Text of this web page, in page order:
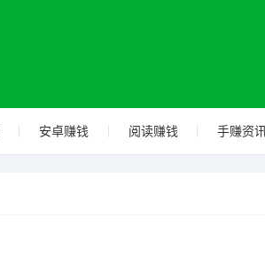
安卓赚钱 阅读赚钱 手赚资